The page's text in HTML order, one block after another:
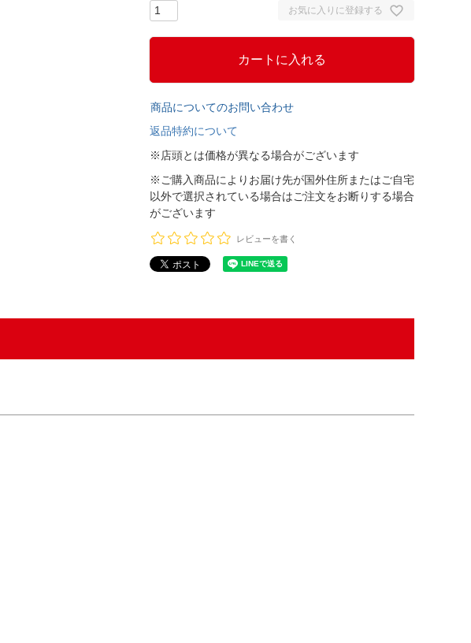
お気に入りに登録する
カートに入れる
商品についてのお問い合わせ
返品特約について
※店頭とは価格が異なる場合がございます
※ご購入商品によりお届け先が国外住所またはご自宅
以外で選択されている場合はご注文をお断りする場合
がございます
レビューを書く